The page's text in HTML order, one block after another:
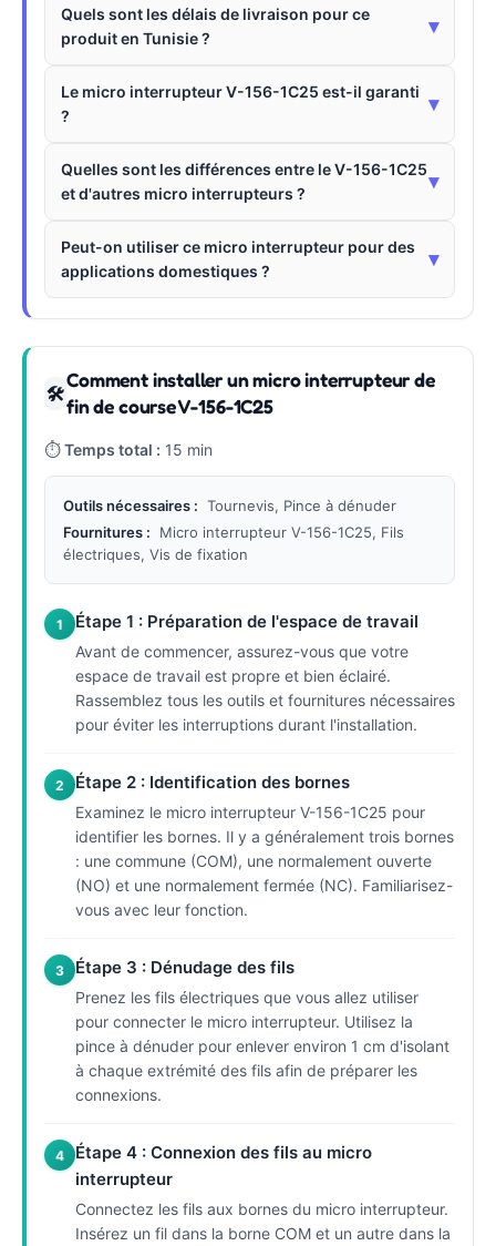
Quels sont les délais de livraison pour ce
produit en Tunisie ?
▾
Le micro interrupteur V-156-1C25 est-il garanti
?
▾
Quelles sont les différences entre le V-156-1C25
et d'autres micro interrupteurs ?
▾
Peut-on utiliser ce micro interrupteur pour des
applications domestiques ?
▾
🛠
Comment installer un micro interrupteur de
fin de course V-156-1C25
⏱Temps total : 15 min
Outils nécessaires : Tournevis, Pince à dénuder
Fournitures :
Micro interrupteur V-156-1C25, Fils
électriques, Vis de fixation
1 Étape 1 : Préparation de l'espace de travail
Avant de commencer, assurez-vous que votre
espace de travail est propre et bien éclairé.
Rassemblez tous les outils et fournitures nécessaires
pour éviter les interruptions durant l'installation.
2 Étape 2 : Identification des bornes
Examinez le micro interrupteur V-156-1C25 pour
identifier les bornes. Il y a généralement trois bornes
: une commune (COM), une normalement ouverte
(NO) et une normalement fermée (NC). Familiarisez-
vous avec leur fonction.
3 Étape 3 : Dénudage des fils
Prenez les fils électriques que vous allez utiliser
pour connecter le micro interrupteur. Utilisez la
pince à dénuder pour enlever environ 1 cm d'isolant
à chaque extrémité des fils afin de préparer les
connexions.
4
Étape 4 : Connexion des fils au micro
interrupteur
Connectez les fils aux bornes du micro interrupteur.
Insérez un fil dans la borne COM et un autre dans la